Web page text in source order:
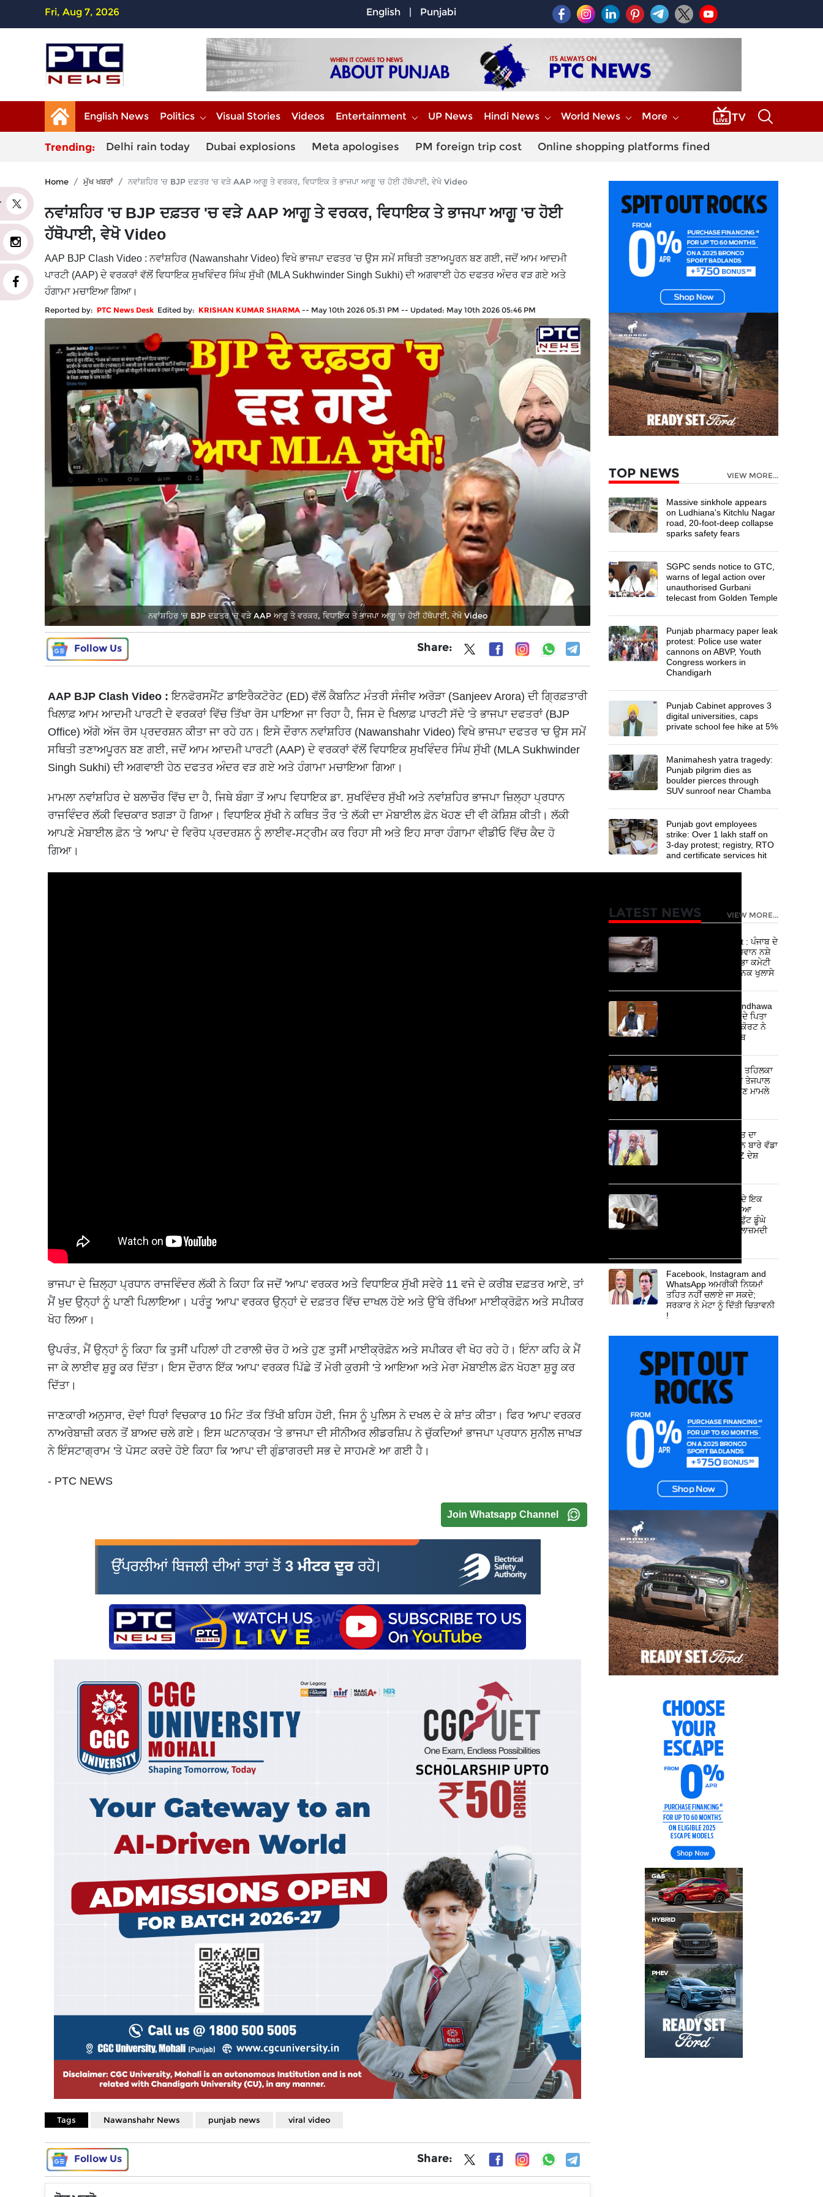
Fri, Aug 7, 2026 English | Punjabi
English News Politics Visual Stories Videos Entertainment UP News Hindi News World News More
Trending: Delhi rain today Dubai explosions Meta apologises PM foreign trip cost Online shopping platforms fined
Home ਮੁੱਖ ਖਬਰਾਂ ਨਵਾਂਸ਼ਹਿਰ 'ਚ BJP ਦਫ਼ਤਰ 'ਚ ਵੜੇ AAP ਆਗੂ ਤੇ ਵਰਕਰ, ਵਿਧਾਇਕ ਤੇ ਭਾਜਪਾ ਆਗੂ 'ਚ ਹੋਈ ਹੱਥੋਪਾਈ, ਵੇਖੋ Video
ਨਵਾਂਸ਼ਹਿਰ 'ਚ BJP ਦਫ਼ਤਰ 'ਚ ਵੜੇ AAP ਆਗੂ ਤੇ ਵਰਕਰ, ਵਿਧਾਇਕ ਤੇ ਭਾਜਪਾ ਆਗੂ 'ਚ ਹੋਈ
ਹੱਥੋਪਾਈ, ਵੇਖੋ Video
AAP BJP Clash Video : ਨਵਾਂਸ਼ਹਿਰ (Nawanshahr Video) ਵਿਖੇ ਭਾਜਪਾ ਦਫਤਰ 'ਚ ਉਸ ਸਮੇਂ ਸਥਿਤੀ ਤਣਾਅਪੂਰਨ ਬਣ ਗਈ, ਜਦੋਂ ਆਮ ਆਦਮੀ
ਪਾਰਟੀ (AAP) ਦੇ ਵਰਕਰਾਂ ਵੱਲੋਂ ਵਿਧਾਇਕ ਸੁਖਵਿੰਦਰ ਸਿੰਘ ਸੁੱਖੀ (MLA Sukhwinder Singh Sukhi) ਦੀ ਅਗਵਾਈ ਹੇਠ ਦਫਤਰ ਅੰਦਰ ਵੜ ਗਏ ਅਤੇ
ਹੰਗਾਮਾ ਮਚਾਇਆ ਗਿਆ।
Reported by: PTC News Desk Edited by: KRISHAN KUMAR SHARMA -- May 10th 2026 05:31 PM -- Updated: May 10th 2026 05:46 PM
ਨਵਾਂਸ਼ਹਿਰ 'ਚ BJP ਦਫ਼ਤਰ 'ਚ ਵੜੇ AAP ਆਗੂ ਤੇ ਵਰਕਰ, ਵਿਧਾਇਕ ਤੇ ਭਾਜਪਾ ਆਗੂ 'ਚ ਹੋਈ ਹੱਥੋਪਾਈ, ਵੇਖੋ Video
Follow Us Share:
AAP BJP Clash Video :ਇਨਫੋਰਸਮੈਂਟ ਡਾਇਰੈਕਟੋਰੇਟ (ED) ਵੱਲੋਂ ਕੈਬਨਿਟ ਮੰਤਰੀ ਸੰਜੀਵ ਅਰੋੜਾ (Sanjeev Arora) ਦੀ ਗ੍ਰਿਫ਼ਤਾਰੀ
ਖਿਲਾਫ਼ ਆਮ ਆਦਮੀ ਪਾਰਟੀ ਦੇ ਵਰਕਰਾਂ ਵਿੱਚ ਤਿੱਖਾ ਰੋਸ ਪਾਇਆ ਜਾ ਰਿਹਾ ਹੈ, ਜਿਸ ਦੇ ਖਿਲਾਫ਼ ਪਾਰਟੀ ਸੱਦੇ 'ਤੇ ਭਾਜਪਾ ਦਫਤਰਾਂ (BJP
Office) ਅੱਗੇ ਅੱਜ ਰੋਸ ਪ੍ਰਦਰਸ਼ਨ ਕੀਤਾ ਜਾ ਰਹੇ ਹਨ। ਇਸੇ ਦੌਰਾਨ ਨਵਾਂਸ਼ਹਿਰ (Nawanshahr Video) ਵਿਖੇ ਭਾਜਪਾ ਦਫਤਰ 'ਚ ਉਸ ਸਮੇਂ
ਸਥਿਤੀ ਤਣਾਅਪੂਰਨ ਬਣ ਗਈ, ਜਦੋਂ ਆਮ ਆਦਮੀ ਪਾਰਟੀ (AAP) ਦੇ ਵਰਕਰਾਂ ਵੱਲੋਂ ਵਿਧਾਇਕ ਸੁਖਵਿੰਦਰ ਸਿੰਘ ਸੁੱਖੀ (MLA Sukhwinder
Singh Sukhi) ਦੀ ਅਗਵਾਈ ਹੇਠ ਦਫਤਰ ਅੰਦਰ ਵੜ ਗਏ ਅਤੇ ਹੰਗਾਮਾ ਮਚਾਇਆ ਗਿਆ।
ਮਾਮਲਾ ਨਵਾਂਸ਼ਹਿਰ ਦੇ ਬਲਾਚੌਰ ਵਿੱਚ ਦਾ ਹੈ, ਜਿਥੇ ਬੰਗਾ ਤੋਂ ਆਪ ਵਿਧਾਇਕ ਡਾ. ਸੁਖਵਿੰਦਰ ਸੁੱਖੀ ਅਤੇ ਨਵਾਂਸ਼ਹਿਰ ਭਾਜਪਾ ਜ਼ਿਲ੍ਹਾ ਪ੍ਰਧਾਨ
ਰਾਜਵਿੰਦਰ ਲੱਕੀ ਵਿਚਕਾਰ ਝਗੜਾ ਹੋ ਗਿਆ। ਵਿਧਾਇਕ ਸੁੱਖੀ ਨੇ ਕਥਿਤ ਤੌਰ 'ਤੇ ਲੱਕੀ ਦਾ ਮੋਬਾਈਲ ਫ਼ੋਨ ਖੋਹਣ ਦੀ ਵੀ ਕੋਸ਼ਿਸ਼ ਕੀਤੀ। ਲੱਕੀ
ਆਪਣੇ ਮੋਬਾਈਲ ਫ਼ੋਨ 'ਤੇ 'ਆਪ' ਦੇ ਵਿਰੋਧ ਪ੍ਰਦਰਸ਼ਨ ਨੂੰ ਲਾਈਵ-ਸਟ੍ਰੀਮ ਕਰ ਰਿਹਾ ਸੀ ਅਤੇ ਇਹ ਸਾਰਾ ਹੰਗਾਮਾ ਵੀਡੀਓ ਵਿੱਚ ਕੈਦ ਹੋ
ਗਿਆ।
ਭਾਜਪਾ ਦੇ ਜ਼ਿਲ੍ਹਾ ਪ੍ਰਧਾਨ ਰਾਜਵਿੰਦਰ ਲੱਕੀ ਨੇ ਕਿਹਾ ਕਿ ਜਦੋਂ 'ਆਪ' ਵਰਕਰ ਅਤੇ ਵਿਧਾਇਕ ਸੁੱਖੀ ਸਵੇਰੇ 11 ਵਜੇ ਦੇ ਕਰੀਬ ਦਫ਼ਤਰ ਆਏ, ਤਾਂ
ਮੈਂ ਖੁਦ ਉਨ੍ਹਾਂ ਨੂੰ ਪਾਣੀ ਪਿਲਾਇਆ। ਪਰੰਤੂ 'ਆਪ' ਵਰਕਰ ਉਨ੍ਹਾਂ ਦੇ ਦਫ਼ਤਰ ਵਿੱਚ ਦਾਖਲ ਹੋਏ ਅਤੇ ਉੱਥੇ ਰੱਖਿਆ ਮਾਈਕ੍ਰੋਫ਼ੋਨ ਅਤੇ ਸਪੀਕਰ
ਖੋਹ ਲਿਆ।
ਉਪਰੰਤ, ਮੈਂ ਉਨ੍ਹਾਂ ਨੂੰ ਕਿਹਾ ਕਿ ਤੁਸੀਂ ਪਹਿਲਾਂ ਹੀ ਟਰਾਲੀ ਚੋਰ ਹੋ ਅਤੇ ਹੁਣ ਤੁਸੀਂ ਮਾਈਕ੍ਰੋਫ਼ੋਨ ਅਤੇ ਸਪੀਕਰ ਵੀ ਖੋਹ ਰਹੇ ਹੋ। ਇੰਨਾ ਕਹਿ ਕੇ ਮੈਂ
ਜਾ ਕੇ ਲਾਈਵ ਸ਼ੁਰੂ ਕਰ ਦਿੱਤਾ। ਇਸ ਦੌਰਾਨ ਇੱਕ 'ਆਪ' ਵਰਕਰ ਪਿੱਛੇ ਤੋਂ ਮੇਰੀ ਕੁਰਸੀ 'ਤੇ ਆਇਆ ਅਤੇ ਮੇਰਾ ਮੋਬਾਈਲ ਫ਼ੋਨ ਖੋਹਣਾ ਸ਼ੁਰੂ ਕਰ
ਦਿੱਤਾ।
ਜਾਣਕਾਰੀ ਅਨੁਸਾਰ, ਦੋਵਾਂ ਧਿਰਾਂ ਵਿਚਕਾਰ 10 ਮਿੰਟ ਤੱਕ ਤਿੱਖੀ ਬਹਿਸ ਹੋਈ, ਜਿਸ ਨੂੰ ਪੁਲਿਸ ਨੇ ਦਖਲ ਦੇ ਕੇ ਸ਼ਾਂਤ ਕੀਤਾ। ਫਿਰ 'ਆਪ' ਵਰਕਰ
ਨਾਅਰੇਬਾਜ਼ੀ ਕਰਨ ਤੋਂ ਬਾਅਦ ਚਲੇ ਗਏ। ਇਸ ਘਟਨਾਕ੍ਰਮ 'ਤੇ ਭਾਜਪਾ ਦੀ ਸੀਨੀਅਰ ਲੀਡਰਸ਼ਿਪ ਨੇ ਚੁੱਕਦਿਆਂ ਭਾਜਪਾ ਪ੍ਰਧਾਨ ਸੁਨੀਲ ਜਾਖੜ
ਨੇ ਇੰਸਟਾਗ੍ਰਾਮ 'ਤੇ ਪੋਸਟ ਕਰਦੇ ਹੋਏ ਕਿਹਾ ਕਿ 'ਆਪ' ਦੀ ਗੁੰਡਾਗਰਦੀ ਸਭ ਦੇ ਸਾਹਮਣੇ ਆ ਗਈ ਹੈ।
- PTC NEWS
Join Whatsapp Channel
Tags Nawanshahr News punjab news viral video
Follow Us Share:
TOP NEWS VIEW MORE...
Massive sinkhole appears
on Ludhiana's Kitchlu Nagar
road, 20-foot-deep collapse
sparks safety fears
SGPC sends notice to GTC,
warns of legal action over
unauthorised Gurbani
telecast from Golden Temple
Punjab pharmacy paper leak
protest: Police use water
cannons on ABVP, Youth
Congress workers in
Chandigarh
Punjab Cabinet approves 3
digital universities, caps
private school fee hike at 5%
Manimahesh yatra tragedy:
Punjab pilgrim dies as
boulder pierces through
SUV sunroof near Chamba
Punjab govt employees
strike: Over 1 lakh staff on
3-day protest; registry, RTO
and certificate services hit
LATEST NEWS VIEW MORE...
Punjab Drug Report : ਪੰਜਾਬ ਦੇ
65 ਪ੍ਰਤੀਸ਼ਤ ਤੋਂ ਵੱਧ ਨੌਜਵਾਨ ਨਸ਼ੇ
ਦੀ ਲਪੇਟ 'ਚ ! ਵਿਧਾਨ ਸਭਾ ਕਮੇਟੀ
ਦੀ ਰਿਪੋਰਟ 'ਚ ਹੈਰਾਨੀਜਨਕ ਖੁਲਾਸੇ
DM Gagandeep Randhawa
Case : ਲਾਲਜੀਤ ਭੁੱਲਰ ਦੇ ਪਿਤਾ
ਨਹੀਂ ਮਿਲੀ ਰਾਹਤ, ਹਾਈਕੋਰਟ ਨੇ
ਫੋਨ ਰਿਕਾਰਡ ਕੀਤਾ ਤਲਬ
Tarun Tejpal News : ਤਹਿਲਕਾ
ਦੇ ਸਾਬਕਾ ਸੰਪਾਦਕ ਤਰੁਣ ਤੇਜਪਾਲ
ਦੋਸ਼ੀ ਕਰਾਰ; ਜਿਨਸੀ ਸ਼ੋਸ਼ਣ ਮਾਮਲੇ
RSS ਮੁਖੀ ਮੋਹਨ ਭਾਗਵਤ ਦਾ
ਜੰਤਰ-ਮੰਤਰ ਦੇ ਪ੍ਰਦਰਸ਼ਨ ਬਾਰੇ ਵੱਡਾ
ਬਿਆਨ ; ਕਿਹਾ- Gen-Z ਦੇਸ਼
Mandi Gobindgarh ਦੇ ਇਕ
ਮਿਲਕ ਪਲਾਂਟ ’ਚ ਵਾਪਰਿਆ
ਦਰਦਨਾਕ ਹਾਦਸਾ ; 20 ਫੁੱਟ ਡੂੰਘੇ
ਟੈਂਕ ’ਚ ਡਿੱਗਣ ਕਾਰਨ ਮੁਲਾਜ਼ਮਦੀ
Facebook, Instagram and
WhatsApp ਅਮਰੀਕੀ ਨਿਯਮਾਂ
ਤਹਿਤ ਨਹੀਂ ਚਲਾਏ ਜਾ ਸਕਦੇ;
ਸਰਕਾਰ ਨੇ ਮੇਟਾ ਨੂੰ ਦਿੱਤੀ ਚਿਤਾਵਨੀ
!